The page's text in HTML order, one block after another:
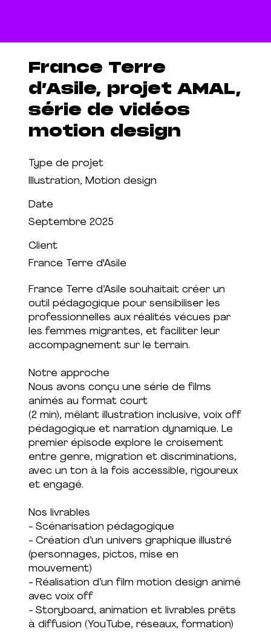
France Terre
d’Asile, projet AMAL,
série de vidéos
motion design
Type de projet
Illustration, Motion design
Date
Septembre 2025
Client
France Terre d'Asile
France Terre d’Asile souhaitait créer un
outil pédagogique pour sensibiliser les
professionnelles aux réalités vécues par
les femmes migrantes, et faciliter leur
accompagnement sur le terrain.
Notre approche
Nous avons conçu une série de films
animés au format court
(2 min), mêlant illustration inclusive, voix off
pédagogique et narration dynamique. Le
premier épisode explore le croisement
entre genre, migration et discriminations,
avec un ton à la fois accessible, rigoureux
et engagé.
Nos livrables
- Scénarisation pédagogique
- Création d’un univers graphique illustré
(personnages, pictos, mise en
mouvement)
- Réalisation d’un film motion design animé
avec voix off
- Storyboard, animation et livrables prêts
à diffusion (YouTube, réseaux, formation)